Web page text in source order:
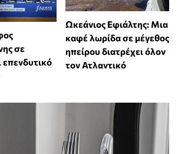
σε
Ωκεάνιος Εφιάλτης: Μια
καφέ λωρίδα σε μέγεθος
ηπείρου διατρέχει όλον
τον Ατλαντικό